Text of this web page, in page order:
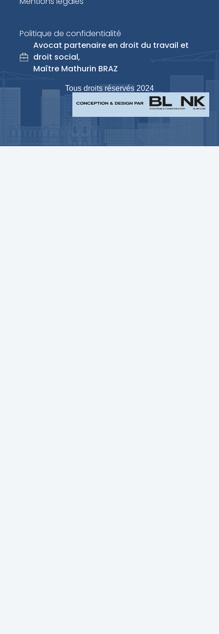
Politique de confidentialité
Avocat partenaire en droit du travail et
droit social,
Maître Mathurin BRAZ
Tous droits réservés 2024